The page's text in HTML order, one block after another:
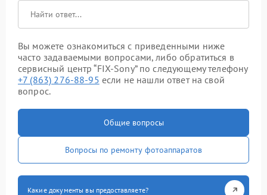
Вы можете ознакомиться с приведенными ниже
часто задаваемыми вопросами, либо обратиться в
сервисный центр “FIX-Sony” по следующему телефону
+7 (863) 276-88-95 если не нашли ответ на свой
вопрос.
Общие вопросы
Вопросы по ремонту фотоаппаратов
Какие документы вы предоставляете?